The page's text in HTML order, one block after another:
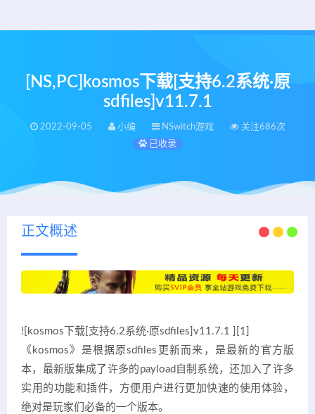
[NS,PC]kosmos下载[支持6.2系统·原
sdfiles]v11.7.1
2022-09-05 小编 NSwitch游戏
关注686次
已收录
正文概述
![kosmos下载[支持6.2系统·原sdfiles]v11.7.1 ][1]
《kosmos》是根据原sdfiles更新而来，是最新的官方版
本，最新版集成了许多的payload自制系统，还加入了许多
实用的功能和插件，方便用户进行更加快速的使用体验，
绝对是玩家们必备的一个版本。